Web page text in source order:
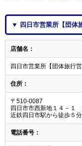
▼ 四日市営業所【団体
店舗名：
四日市営業所【団体旅行営
住所：
〒510-0087
四日市市西新地１４－１
近鉄四日市駅から徒歩５分
電話番号：